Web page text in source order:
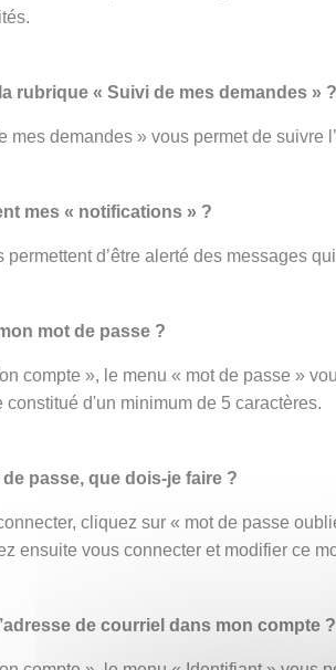
rubrique « Suivi de mes demandes » ?
mes demandes » vous permet de suivre
mes « notifications » ?
permettent d’être alerté des messages
mot de passe ?
compte », le menu « mot de passe »
constitué d'un minimum de 5 caractères.
passe, que dois-je faire ?
cliquez sur « mot de passe
ensuite vous connecter et modifier ce
de courriel dans mon compte ?